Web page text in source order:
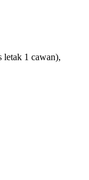
letak 1 cawan),